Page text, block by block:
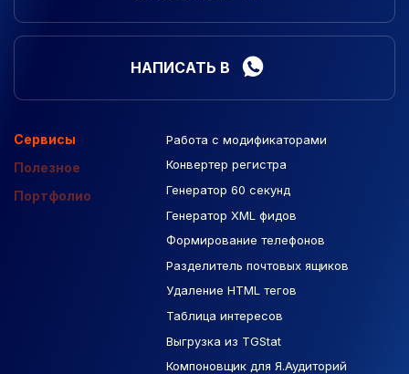
НАПИСАТЬ В
Сервисы
Полезное
Портфолио
Работа с модификаторами
Конвертер регистра
Генератор 60 секунд
Генератор XML фидов
Формирование телефонов
Разделитель почтовых ящиков
Удаление HTML тегов
Таблица интересов
Выгрузка из TGStat
Компоновщик для Я.Аудиторий
Подборка сайтов
Макеты Figma
База Яндекс Карты
РСЯ площадки
Созданные сайты
Контекстная реклама